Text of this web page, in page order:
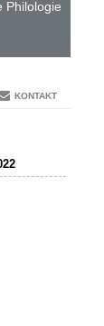
Philologie
KONTAKT